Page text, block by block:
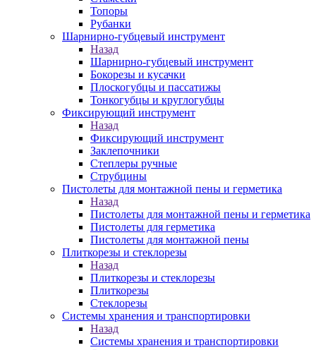
Топоры
Рубанки
Шарнирно-губцевый инструмент
Назад
Шарнирно-губцевый инструмент
Бокорезы и кусачки
Плоскогубцы и пассатижы
Тонкогубцы и круглогубцы
Фиксирующий инструмент
Назад
Фиксирующий инструмент
Заклепочники
Степлеры ручные
Струбцины
Пистолеты для монтажной пены и герметика
Назад
Пистолеты для монтажной пены и герметика
Пистолеты для герметика
Пистолеты для монтажной пены
Плиткорезы и стеклорезы
Назад
Плиткорезы и стеклорезы
Плиткорезы
Стеклорезы
Системы хранения и транспортировки
Назад
Системы хранения и транспортировки